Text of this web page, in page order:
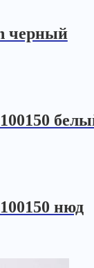
черный
нюд